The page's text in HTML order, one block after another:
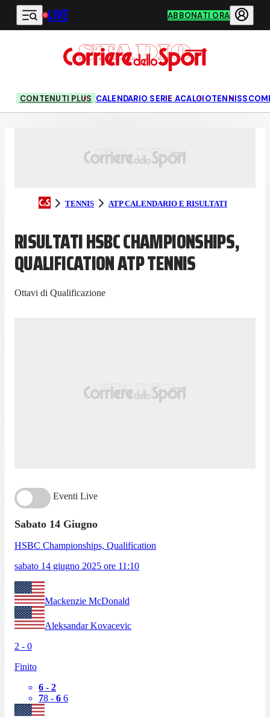
Vai al contenuto principale
LIVE ABBONATI ORA
CONTENUTI PLUS CALENDARIO SERIE ACALCIOTENNIS
TENNIS ATP CALENDARIO E RISULTATI
RISULTATI HSBC CHAMPIONSHIPS,
QUALIFICATION ATP TENNIS
Ottavi di Qualificazione
OTTAVI DI QUALIFICAZIONE QUARTI DI
Eventi Live
Sabato 14 Giugno
HSBC Championships, Qualification
sabato 14 giugno 2025 ore 11:10
Mackenzie McDonald
Aleksandar Kovacevic
2 - 0
Finito
6 - 2
78 - 6 6